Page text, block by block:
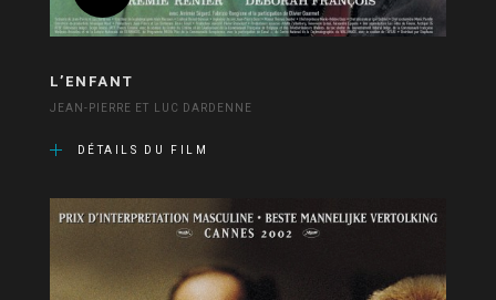
L’ENFANT
JEAN-PIERRE ET LUC DARDENNE
DÉTAILS DU FILM